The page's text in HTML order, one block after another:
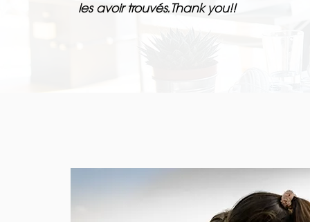
les avoir trouvés.Thank you!!